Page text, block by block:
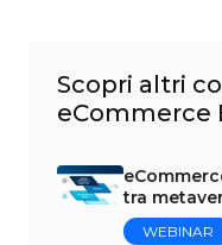
Scopri altri
eCommerce
tra
WEBINAR